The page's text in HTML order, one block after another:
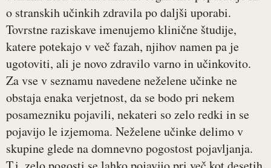
o stranskih učinkih zdravila po daljši uporabi.
Tovrstne raziskave imenujemo klinične študije,
katere potekajo v več fazah, njihov namen pa je
ugotoviti, ali je novo zdravilo varno in učinkovito.
Za vse v seznamu navedene neželene učinke ne
obstaja enaka verjetnost, da se bodo pri nekem
posamezniku pojavili, nekateri so zelo redki in se
pojavijo le izjemoma. Neželene učinke delimo v
skupine glede na domnevno pogostost pojavljanja.